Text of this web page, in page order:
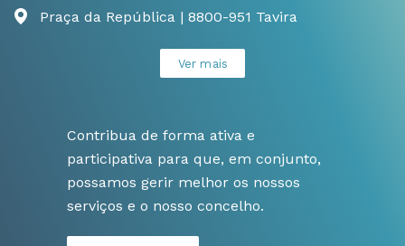
Praça da República | 8800-951 Tavira
Ver mais
Contribua de forma ativa e
participativa para que, em conjunto,
possamos gerir melhor os nossos
serviços e o nosso concelho.